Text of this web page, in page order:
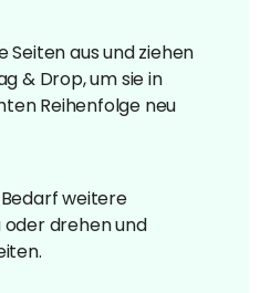
Seiten aus und ziehen
& Drop, um sie in
Reihenfolge neu
Bedarf weitere
oder drehen und